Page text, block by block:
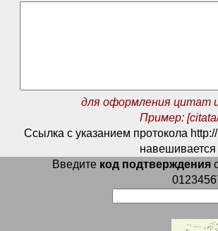
для оформления цитат
Пример:
Ссылка с указанием протокола
Введите код подтверждения